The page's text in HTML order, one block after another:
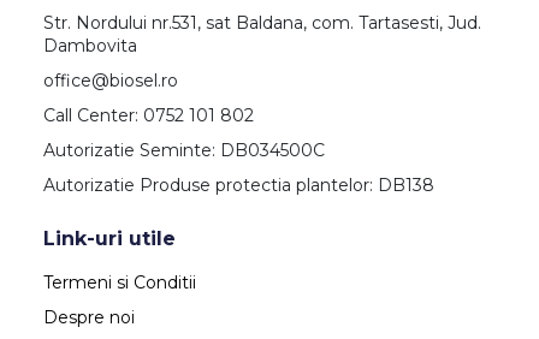
Str. Nordului nr.531, sat Baldana, com. Tartasesti, Jud.
Dambovita
office@biosel.ro
Call Center: 0752 101 802
Autorizatie Seminte: DB034500C
Autorizatie Produse protectia plantelor: DB138
Link-uri utile
Termeni si Conditii
Despre noi